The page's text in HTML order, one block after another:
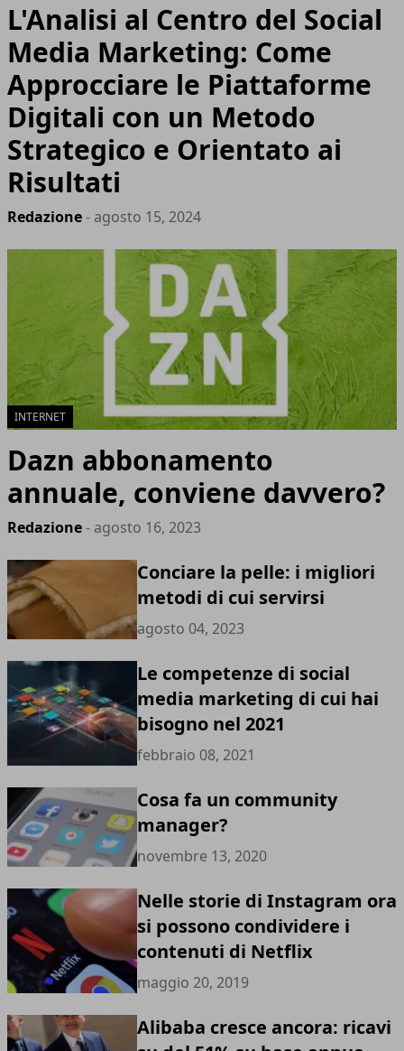
L'Analisi al Centro del Social
Media Marketing: Come
Approcciare le Piattaforme
Digitali con un Metodo
Strategico e Orientato ai
Risultati
Redazione- agosto 15, 2024
INTERNET
Dazn abbonamento
annuale, conviene davvero?
Redazione- agosto 16, 2023
Conciare la pelle: i migliori
metodi di cui servirsi
agosto 04, 2023
Le competenze di social
media marketing di cui hai
bisogno nel 2021
febbraio 08, 2021
Cosa fa un community
manager?
novembre 13, 2020
Nelle storie di Instagram ora
si possono condividere i
contenuti di Netflix
maggio 20, 2019
Alibaba cresce ancora: ricavi